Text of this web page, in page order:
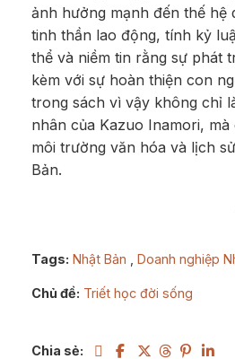
ảnh hưởng mạnh đến thế hệ
tinh thần lao động, tính kỷ
thể và niềm tin rằng sự phát
kèm với sự hoàn thiện con
trong sách vì vậy không chỉ
nhân của Kazuo Inamori,
môi trường văn hóa và lịch
Bản.
Tags: Nhật Bản Doanh nghiệp
Chủ đề: Triết học đời sống
Chia sẻ: